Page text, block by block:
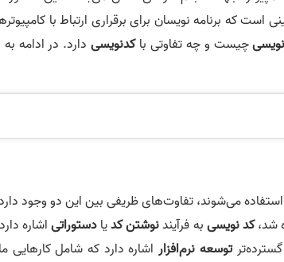
که برنامه نویسان برای برقراری ارتباط با
چیست و چه تفاوتی باکدنویسیدارد. در ادامه به
می‌شوند، تفاوت‌های ظریفی بین این دو وجود
شد،کد نویسیبه فرآیندنوشتن کدیادستوراتیاشاره
گسترده‌ترتوسعه نرم‌افزاراشاره دارد که شامل کارهایی